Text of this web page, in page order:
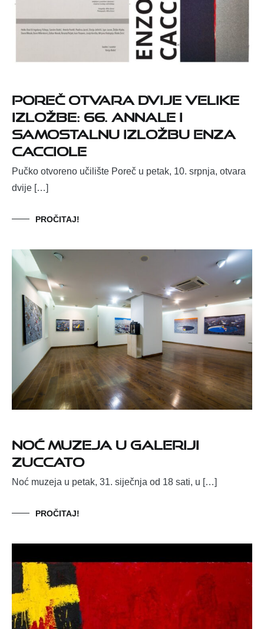
Poreč otvara dvije velike
izložbe: 66. Annale i
samostalnu izložbu Enza
Cacciole
Pučko otvoreno učilište Poreč u petak, 10. srpnja, otvara
dvije […]
PROČITAJ!
NOĆ MUZEJA U GALERIJI
ZUCCATO
Noć muzeja u petak, 31. siječnja od 18 sati, u […]
PROČITAJ!